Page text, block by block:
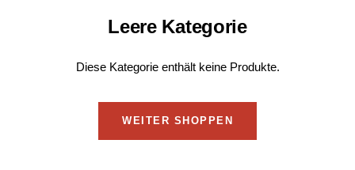
Leere Kategorie
Diese Kategorie enthält keine Produkte.
WEITER SHOPPEN